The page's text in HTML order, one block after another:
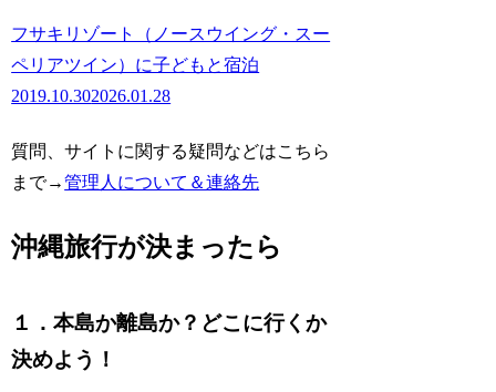
フサキリゾート（ノースウイング・スー
ペリアツイン）に子どもと宿泊
2019.10.302026.01.28
質問、サイトに関する疑問などはこちら
まで→管理人について＆連絡先
沖縄旅行が決まったら
１．本島か離島か？どこに行くか
決めよう！